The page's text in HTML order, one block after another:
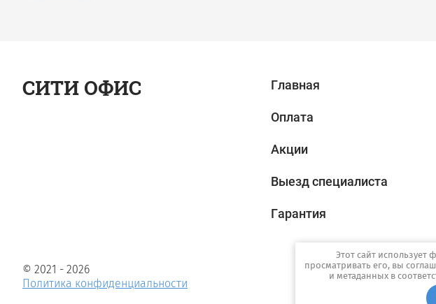
СИТИ ОФИС
© 2021 - 2026
Политика конфиденциальности
Главная
Оплата
Акции
Выезд специалиста
Гарантия
Этот сайт
просматривать его, вы
и метаданных в